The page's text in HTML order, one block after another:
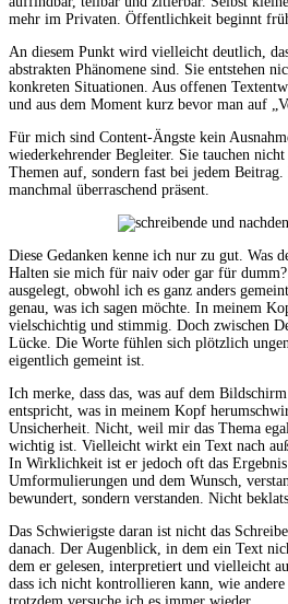
mehr im Privaten. Öffentlichkeit beginnt
An diesem Punkt wird vielleicht deutlich,
abstrakten Phänomene sind. Sie entstehen
konkreten Situationen. Aus offenen
und aus dem Moment kurz bevor man auf
Für mich sind Content-Ängste kein
wiederkehrender Begleiter. Sie tauchen
Themen auf, sondern fast bei jedem
manchmal überraschend präsent.
Diese Gedanken kenne ich nur zu gut. Was
Halten sie mich für naiv oder gar für
ausgelegt, obwohl ich es ganz anders
genau, was ich sagen möchte. In meinem
vielschichtig und stimmig. Doch zwischen
Lücke. Die Worte fühlen sich plötzlich
eigentlich gemeint ist.
Ich merke, dass das, was auf dem
entspricht, was in meinem Kopf
Unsicherheit. Nicht, weil mir das Thema
wichtig ist. Vielleicht wirkt ein Text nach
In Wirklichkeit ist er jedoch oft das
Umformulierungen und dem Wunsch,
bewundert, sondern verstanden. Nicht
Das Schwierigste daran ist nicht das
danach. Der Augenblick, in dem ein Text
dem er gelesen, interpretiert und vielleicht
dass ich nicht kontrollieren kann, wie